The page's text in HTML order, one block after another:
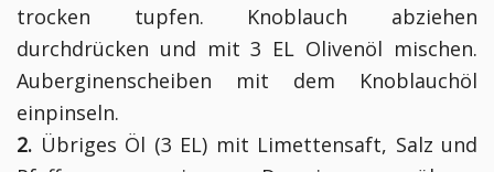
trocken tupfen. Knoblauch abziehen
durchdrücken und mit 3 EL Olivenöl mischen.
Auberginenscheiben mit dem Knoblauchöl
einpinseln.
2. Übriges Öl (3 EL) mit Limettensaft, Salz und